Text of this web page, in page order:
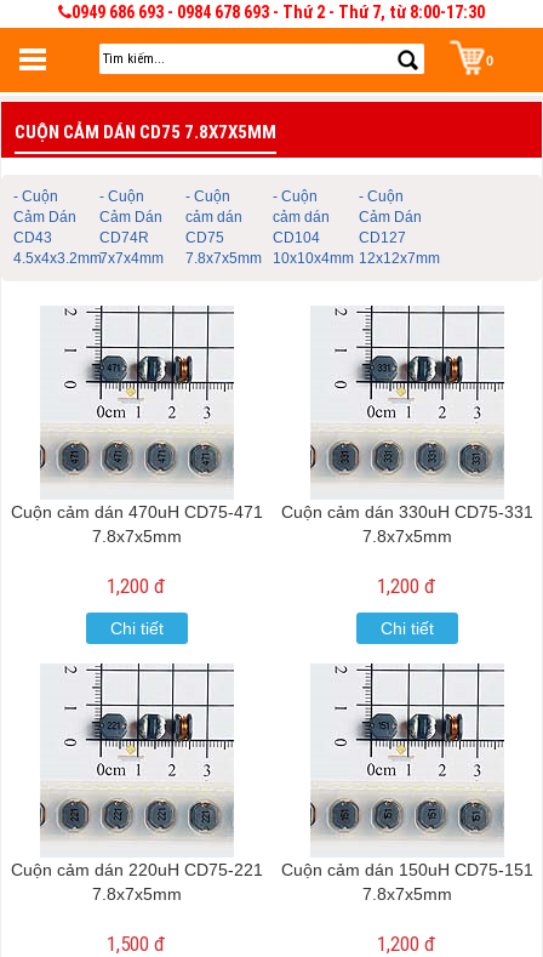
0949 686 693 - 0984 678 693 - Thứ 2 - Thứ 7, từ 8:00-17:30
0
Đăng nhập
Đăng nhập để lưu giỏ hàng 30 ngày. Có thể sửa và quản lý giỏ hàng và đơn
hàng
CUỘN CẢM DÁN CD75 7.8X7X5MM
- Cuộn
Cảm Dán
CD43
4.5x4x3.2mm
- Cuộn
Cảm Dán
CD74R
7x7x4mm
- Cuộn
cảm dán
CD75
7.8x7x5mm
- Cuộn
cảm dán
CD104
10x10x4mm
- Cuộn
Cảm Dán
CD127
12x12x7mm
Cuộn cảm dán 470uH CD75-471
7.8x7x5mm
1,200 đ
Chi tiết
Cuộn cảm dán 330uH CD75-331
7.8x7x5mm
1,200 đ
Chi tiết
Cuộn cảm dán 220uH CD75-221
7.8x7x5mm
1,500 đ
Cuộn cảm dán 150uH CD75-151
7.8x7x5mm
1,200 đ